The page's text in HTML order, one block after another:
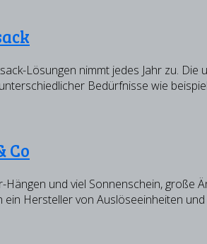
Lösungen nimmt jedes Jahr zu.
Bedürfnisse wie
Co
und viel Sonnenschein, große
Hersteller von Auslöseeinheiten